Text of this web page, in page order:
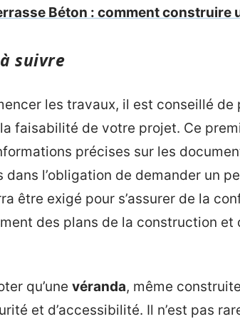
Béton : comment construire
suivre
les travaux, il est conseillé
faisabilité de votre projet. Ce
précises sur les
dans l’obligation de demander un
être exigé pour s’assurer de la
des plans de la construction
qu’une véranda, même
et d’accessibilité. Il n’est pas